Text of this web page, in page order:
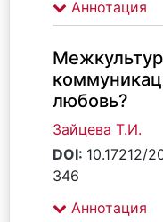
Аннотация
любовь?
Зайцева Т.И.
DOI: 10.17212/
346
Аннотация